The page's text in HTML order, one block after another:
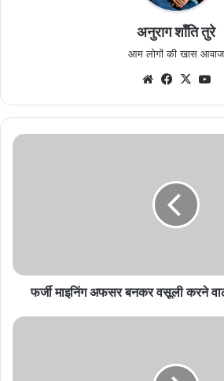
अनुराग शाँति तुरे
आम लोगों की खास आवाज
WebsiteFacebook
X
फर्जी
आरोपी
गिरफ्तारफर्जी माइनिंग अफसर बनकर वसूली करने
केसीजी